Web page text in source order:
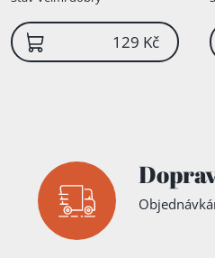
129 Kč
Přidáno do